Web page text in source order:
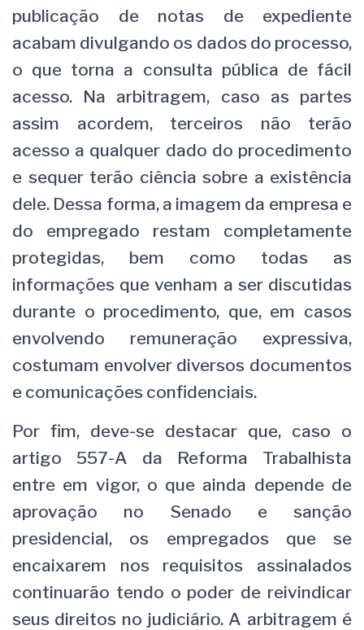
publicação de notas de expediente
acabam divulgando os dados do processo,
o que torna a consulta pública de fácil
acesso. Na arbitragem, caso as partes
assim acordem, terceiros não terão
acesso a qualquer dado do procedimento
e sequer terão ciência sobre a existência
dele. Dessa forma, a imagem da empresa e
do empregado restam completamente
protegidas, bem como todas as
informações que venham a ser discutidas
durante o procedimento, que, em casos
envolvendo remuneração expressiva,
costumam envolver diversos documentos
e comunicações confidenciais.
Por fim, deve-se destacar que, caso o
artigo 557-A da Reforma Trabalhista
entre em vigor, o que ainda depende de
aprovação no Senado e sanção
presidencial, os empregados que se
encaixarem nos requisitos assinalados
continuarão tendo o poder de reivindicar
seus direitos no judiciário. A arbitragem é